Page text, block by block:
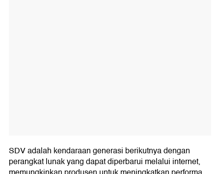
SDV adalah kendaraan generasi berikutnya dengan
perangkat lunak yang dapat diperbarui melalui internet,